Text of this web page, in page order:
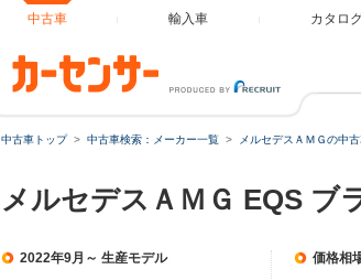
中古車 輸入車 カタロ
中古車トップ 中古車検索：メーカー一覧 メルセデスＡＭＧの中
メルセデスＡＭＧ EQS ブ
2022年9月～ 生産モデル 価格相